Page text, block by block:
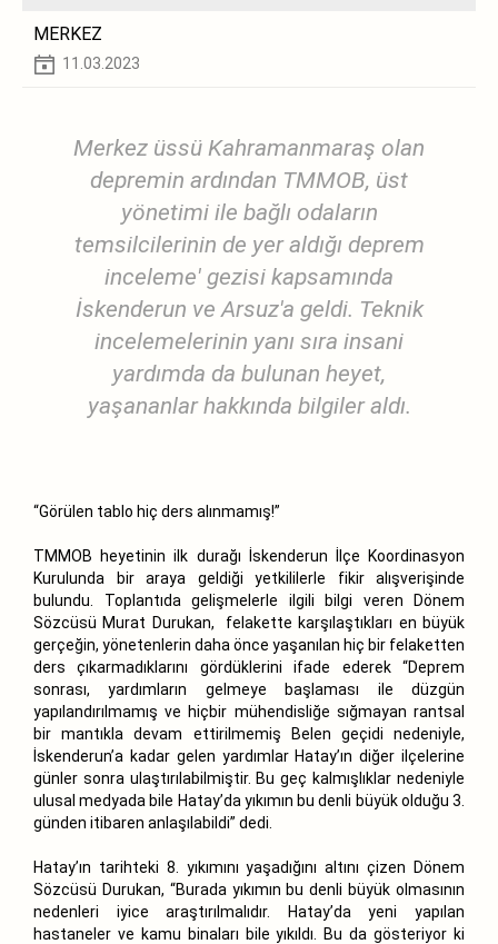
MERKEZ
11.03.2023
Merkez üssü Kahramanmaraş olan
depremin ardından TMMOB, üst
yönetimi ile bağlı odaların
temsilcilerinin de yer aldığı deprem
inceleme' gezisi kapsamında
İskenderun ve Arsuz'a geldi. Teknik
incelemelerinin yanı sıra insani
yardımda da bulunan heyet,
yaşananlar hakkında bilgiler aldı.
“Görülen tablo hiç ders alınmamış!”
TMMOB heyetinin ilk durağı İskenderun İlçe Koordinasyon
Kurulunda bir araya geldiği yetkililerle fikir alışverişinde
bulundu. Toplantıda gelişmelerle ilgili bilgi veren Dönem
Sözcüsü Murat Durukan, felakette karşılaştıkları en büyük
gerçeğin, yönetenlerin daha önce yaşanılan hiç bir felaketten
ders çıkarmadıklarını gördüklerini ifade ederek “Deprem
sonrası, yardımların gelmeye başlaması ile düzgün
yapılandırılmamış ve hiçbir mühendisliğe sığmayan rantsal
bir mantıkla devam ettirilmemiş Belen geçidi nedeniyle,
İskenderun’a kadar gelen yardımlar Hatay’ın diğer ilçelerine
günler sonra ulaştırılabilmiştir. Bu geç kalmışlıklar nedeniyle
ulusal medyada bile Hatay’da yıkımın bu denli büyük olduğu 3.
günden itibaren anlaşılabildi” dedi.
Hatay’ın tarihteki 8. yıkımını yaşadığını altını çizen Dönem
Sözcüsü Durukan, “Burada yıkımın bu denli büyük olmasının
nedenleri iyice araştırılmalıdır. Hatay’da yeni yapılan
hastaneler ve kamu binaları bile yıkıldı. Bu da gösteriyor ki